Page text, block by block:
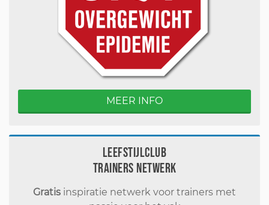
MEER INFO
Leefstijlclub
Trainers Netwerk
Gratis inspiratie netwerk voor trainers met